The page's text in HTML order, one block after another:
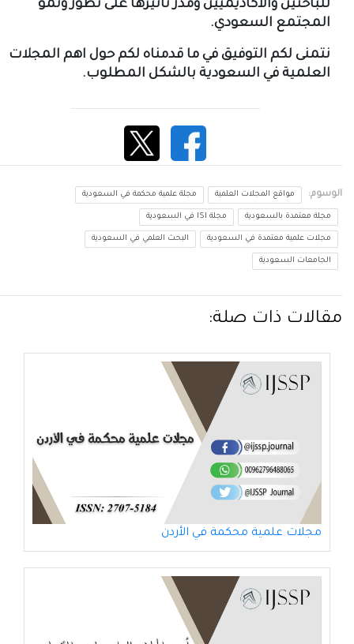
للباحثين والأكاديميين ومدر تأثيرها على تطور ونمو
المجتمع السعودي.
نتمنى لكم التوفيق في ما قدمناه لكم حول اهم المجلات
العلمية في السعودية بالشكل المطلوب.
الوسوم: مواقع المجلات العلمية مجلة علمية محكمة في السعودية
مجلة معتمدة بالسعودية مجلة ISI في السعودية
مجلات علمية معتمدة في السعودية البحث العلمي في السعودية
الجامعات السعودية
مقالات ذات صلة:
مجلات علمية محكمة في الأردن